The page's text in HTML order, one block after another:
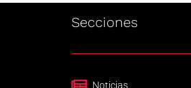
Secciones
Noticias